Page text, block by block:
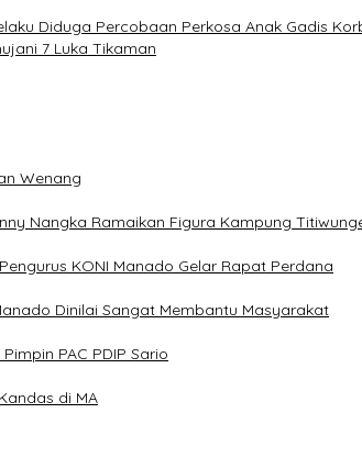
Diduga Percobaan Perkosa Anak Gadis
7 Luka Tikaman
Wenang
Nangka Ramaikan Figura Kampung
KONI Manado Gelar Rapat Perdana
Dinilai Sangat Membantu Masyarakat
PAC PDIP Sario
di MA